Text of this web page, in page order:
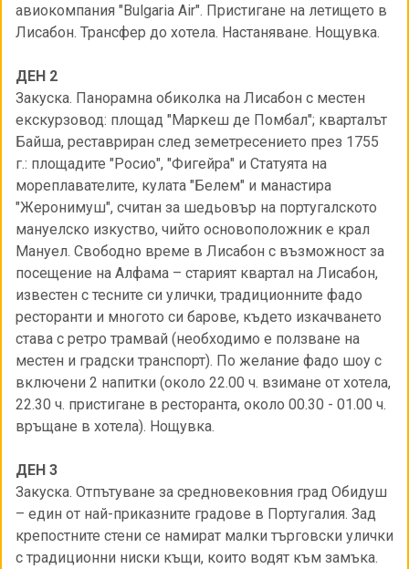
авиокомпания "Bulgaria Air". Пристигане на летището в
Лисабон. Трансфер до хотела. Настаняване. Нощувка.
ДЕН 2
Закуска. Панорамна обиколка на Лисабон с местен
екскурзовод: площад "Маркеш де Помбал"; кварталът
Байша, реставриран след земетресението през 1755
г.: площадите "Росио", "Фигейра" и Статуята на
мореплавателите, кулата "Белем" и манастира
"Жеронимуш", считан за шедьовър на португалското
мануелско изкуство, чийто основоположник е крал
Мануел. Свободно време в Лисабон с възможност за
посещение на Алфама – старият квартал на Лисабон,
известен с тесните си улички, традиционните фадо
ресторанти и многото си барове, където изкачването
става с ретро трамвай (необходимо е ползване на
местен и градски транспорт). По желание фадо шоу с
включени 2 напитки (около 22.00 ч. взимане от хотела,
22.30 ч. пристигане в ресторанта, около 00.30 - 01.00 ч.
връщане в хотела). Нощувка.
ДЕН 3
Закуска. Отпътуване за средновековния град Обидуш
– един от най-приказните градове в Португалия. Зад
крепостните стени се намират малки търговски улички
с традиционни ниски къщи, които водят към замъка.